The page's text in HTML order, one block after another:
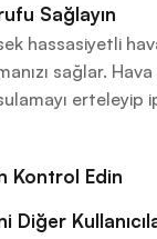
Sağlayın
hassasiyetli
sağlar.
Kontrol Edin
Diğer